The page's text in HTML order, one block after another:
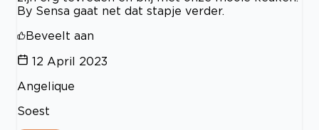
By Sensa gaat net dat stapje verder.
Beveelt aan
12 April 2023
Angelique
Soest